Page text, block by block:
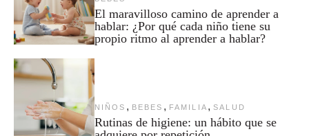
El maravilloso camino de aprender a
hablar: ¿Por qué cada niño tiene su
propio ritmo al aprender a hablar?
NIÑOS , BEBES , FAMILIA , SALUD
Rutinas de higiene: un hábito que se